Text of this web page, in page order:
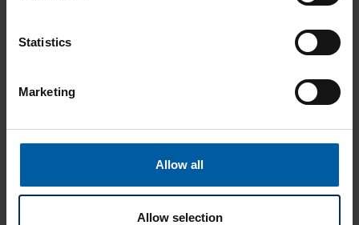
Statistics
Marketing
Allow all
Allow selection
Broschüren
Anleitungen